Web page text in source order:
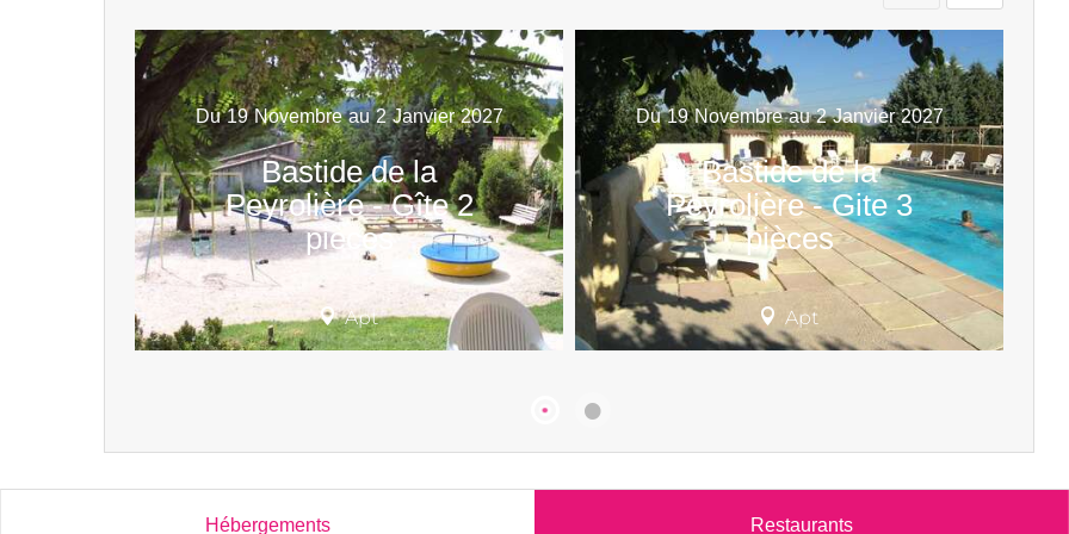
Du 19 Novembre au 2 Janvier 2027
Bastide de la
Peyrolière - Gîte 2
pièces
Apt
Du 19 Novembre au 2 Janvier 2027
Bastide de la
Peyrolière - Gite 3
pièces
Apt
Hébergements Restaurants